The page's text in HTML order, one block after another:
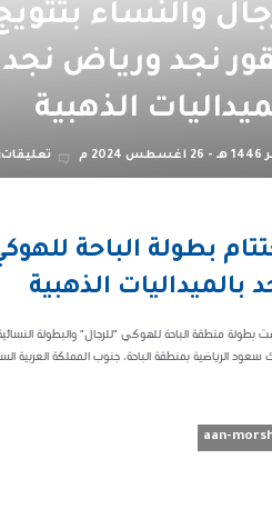
والنساء
نجد ورياض نجد
الذهبية
تعليقات:0
بطولة الباحة
بالميداليات الذهبية
سعود الرياضية بمنطقة الباحة، جنوب المملكة العربية
aan-